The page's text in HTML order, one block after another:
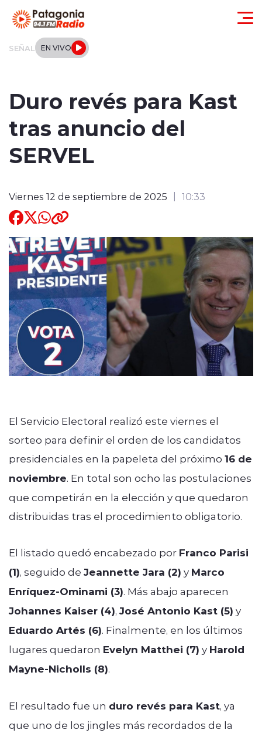
SEÑAL EN VIVO
Internacional
Deportes
Entrevistas
Quienes Somos
modo claro
Duro revés para Kast
tras anuncio del
SERVEL
Viernes 12 de septiembre de 2025 10:33
El Servicio Electoral realizó este viernes el
sorteo para definir el orden de los candidatos
presidenciales en la papeleta del próximo 16 de
noviembre. En total son ocho las postulaciones
que competirán en la elección y que quedaron
distribuidas tras el procedimiento obligatorio.
El listado quedó encabezado por Franco Parisi
(1), seguido de Jeannette Jara (2) y Marco
Enríquez-Ominami (3). Más abajo aparecen
Johannes Kaiser (4), José Antonio Kast (5) y
Eduardo Artés (6). Finalmente, en los últimos
lugares quedaron Evelyn Matthei (7) y Harold
Mayne-Nicholls (8).
El resultado fue un duro revés para Kast, ya
que uno de los jingles más recordados de la